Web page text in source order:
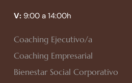
V: 9:00 a 14:00h
Coaching Ejecutivo/a
Coaching Empresarial
Bienestar Social Corporativo